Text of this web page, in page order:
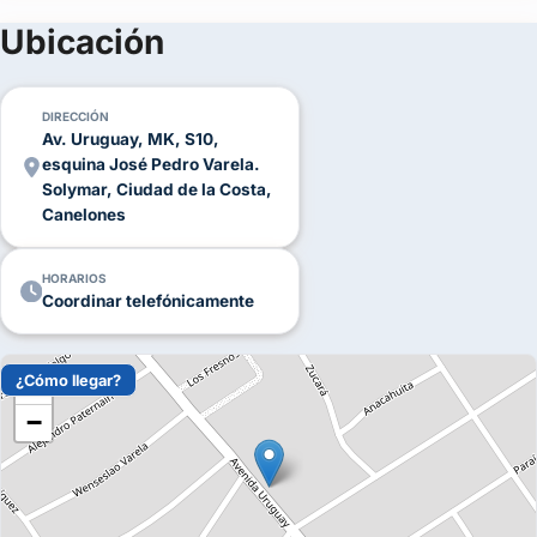
Ubicación
DIRECCIÓN
Av. Uruguay, MK, S10,
esquina José Pedro Varela.
Solymar, Ciudad de la Costa,
Canelones
HORARIOS
Coordinar telefónicamente
+
−
¿Cómo llegar?